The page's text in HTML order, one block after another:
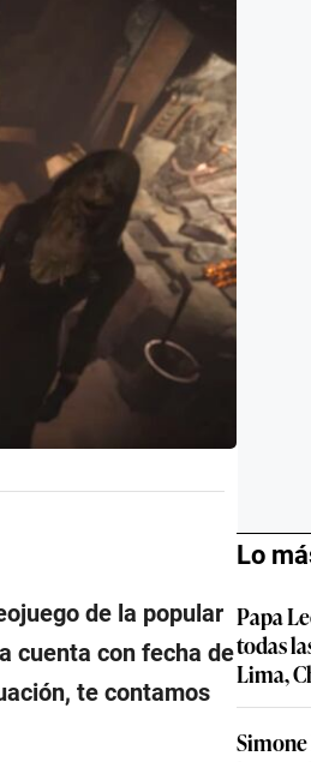
de la popular
cuenta con fecha de
te contamos
Lo
Papa
todas
Lima,
Simone